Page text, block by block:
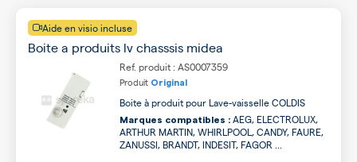
Aide en visio incluse
Boite a produits lv chasssis midea
Ref. produit : AS0007359
Produit Original
Boite à produit pour Lave-vaisselle COLDIS
Marques compatibles : AEG, ELECTROLUX,
ARTHUR MARTIN, WHIRLPOOL, CANDY, FAURE,
ZANUSSI, BRANDT, INDESIT, FAGOR ...